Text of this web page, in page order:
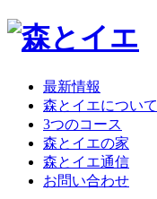
最新情報
森とイエについて
3つのコース
森とイエの家
森とイエ通信
お問い合わせ